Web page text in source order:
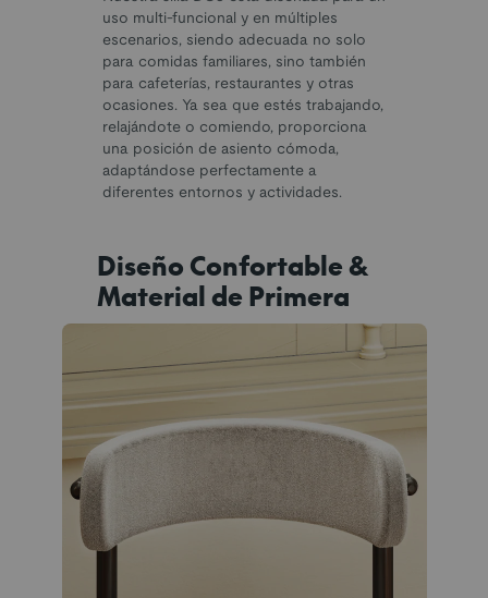
uso multi-funcional y en múltiples
escenarios, siendo adecuada no solo
para comidas familiares, sino también
para cafeterías, restaurantes y otras
ocasiones. Ya sea que estés trabajando,
relajándote o comiendo, proporciona
una posición de asiento cómoda,
adaptándose perfectamente a
diferentes entornos y actividades.
Diseño Confortable &
Material de Primera